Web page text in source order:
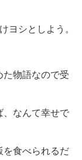
ヨシとしよう。
た物語なので受
、なんて幸せで
を食べられるだ